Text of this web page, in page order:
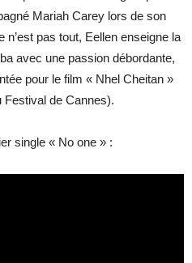
Mariah Carey lors de son
n’est pas tout, Eellen enseigne la
avec une passion débordante,
pour le film « Nhel Cheitan »
Festival de Cannes).
single « No one » :